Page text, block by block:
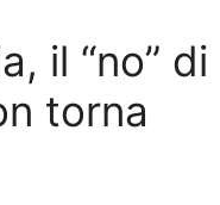
il “no”
torna